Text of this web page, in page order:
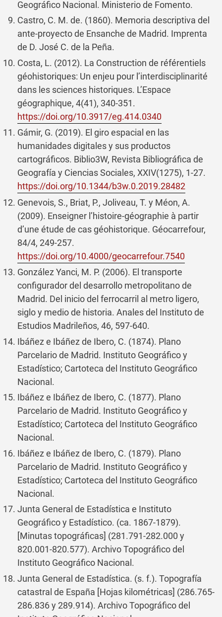
Geográfico Nacional. Ministerio de Fomento.
Castro, C. M. de. (1860). Memoria descriptiva del
ante-proyecto de Ensanche de Madrid. Imprenta
de D. José C. de la Peña.
Costa, L. (2012). La Construction de référentiels
géohistoriques: Un enjeu pour l’interdisciplinarité
dans les sciences historiques. L’Espace
géographique, 4(41), 340-351.
https://doi.org/10.3917/eg.414.0340
Gámir, G. (2019). El giro espacial en las
humanidades digitales y sus productos
cartográficos. Biblio3W, Revista Bibliográfica de
Geografía y Ciencias Sociales, XXIV(1275), 1-27.
https://doi.org/10.1344/b3w.0.2019.28482
Genevois, S., Briat, P., Joliveau, T. y Méon, A.
(2009). Enseigner l’histoire-géographie à partir
d’une étude de cas géohistorique. Géocarrefour,
84/4, 249-257.
https://doi.org/10.4000/geocarrefour.7540
González Yanci, M. P. (2006). El transporte
configurador del desarrollo metropolitano de
Madrid. Del inicio del ferrocarril al metro ligero,
siglo y medio de historia. Anales del Instituto de
Estudios Madrileños, 46, 597-640.
Ibáñez e Ibáñez de Ibero, C. (1874). Plano
Parcelario de Madrid. Instituto Geográfico y
Estadístico; Cartoteca del Instituto Geográfico
Nacional.
Ibáñez e Ibáñez de Ibero, C. (1877). Plano
Parcelario de Madrid. Instituto Geográfico y
Estadístico; Cartoteca del Instituto Geográfico
Nacional.
Ibáñez e Ibáñez de Ibero, C. (1879). Plano
Parcelario de Madrid. Instituto Geográfico y
Estadístico; Cartoteca del Instituto Geográfico
Nacional.
Junta General de Estadística e Instituto
Geográfico y Estadístico. (ca. 1867-1879).
[Minutas topográficas] (281.791-282.000 y
820.001-820.577). Archivo Topográfico del
Instituto Geográfico Nacional.
Junta General de Estadística. (s. f.). Topografía
catastral de España [Hojas kilométricas] (286.765-
286.836 y 289.914). Archivo Topográfico del